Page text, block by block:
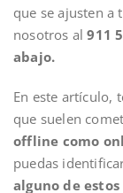
que se ajusten a
nosotros al911
abajo.
En este artículo,
que suelen
offline como
puedas
alguno de